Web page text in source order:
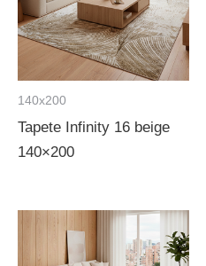
140x200
Tapete Infinity 16 beige
140×200